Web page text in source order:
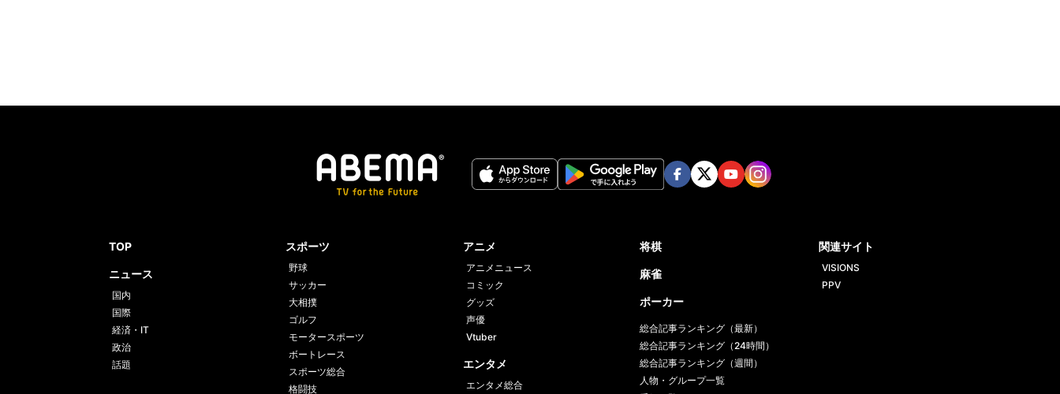
TOP
ニュース
国内
国際
経済・IT
政治
話題
スポーツ
野球
サッカー
大相撲
ゴルフ
モータースポーツ
ボートレース
スポーツ総合
格闘技
アニメ
アニメニュース
コミック
グッズ
声優
Vtuber
エンタメ
エンタメ総合
将棋
麻雀
ポーカー
総合記事ランキング（最新）
総合記事ランキング（24時間）
総合記事ランキング（週間）
人物・グループ一覧
関連サイト
VISIONS
PPV